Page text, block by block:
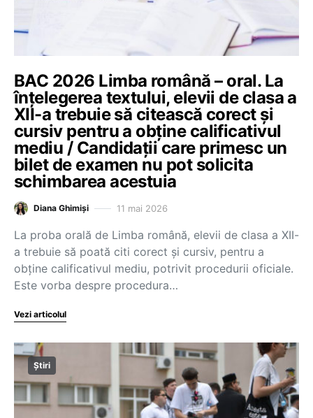
BAC 2026 Limba română – oral. La
înțelegerea textului, elevii de clasa a
XII-a trebuie să citească corect și
cursiv pentru a obține calificativul
mediu / Candidații care primesc un
bilet de examen nu pot solicita
schimbarea acestuia
Diana Ghimiși 11 mai 2026
La proba orală de Limba română, elevii de clasa a XII-
a trebuie să poată citi corect și cursiv, pentru a
obține calificativul mediu, potrivit procedurii oficiale.
Este vorba despre procedura…
Vezi articolul
Știri